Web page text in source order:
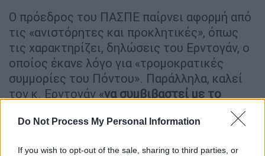
Do Not Process My Personal Information
If you wish to opt-out of the sale, sharing to third parties, or
Ο πρόεδρος του ΠΑΣΠΕ παίρνει αφορμή από
τις «ανιστόρητες και προκλητικές», όπως
τις χαρακτηρίζει, δηλώσεις του Ερντογάν, ο
οποίος έκανε λόγο για «τρομοκρατικές
συμμορίες του Πόντου». Παράλληλα, καλεί
τον κ. Ερντογάν «να συμβιβαστεί με το
δημόσια συγνώμη από τους απογόνους των